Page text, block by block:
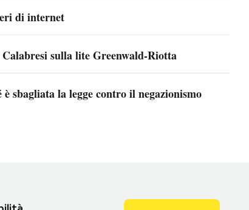
di internet
sulla lite Greenwald-Riotta
è sbagliata la legge contro il negazionismo